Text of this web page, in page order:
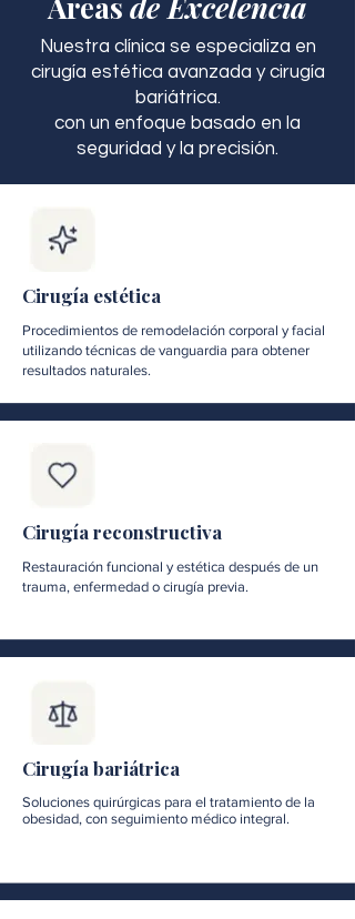
Nuestra clínica se especializa en
cirugía estética avanzada y cirugía
bariátrica.
con un enfoque basado en la
seguridad y la precisión.
Cirugía estética
Procedimientos de remodelación corporal y facial
utilizando técnicas de vanguardia para obtener
resultados naturales.
Cirugía reconstructiva
Restauración funcional y estética después de un
trauma, enfermedad o cirugía previa.
Cirugía bariátrica
Soluciones quirúrgicas para el tratamiento de la
obesidad, con seguimiento médico integral.